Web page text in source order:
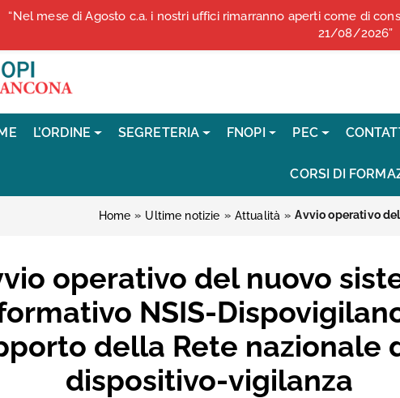
L’ORDINE SEGRETERIA FNOPI PEC
CORSI DI
Home » Ultime notizie » Attualità »
operativo del nuovo
NSIS-
della Rete nazionale
dispositivo-vigilanza
“Nel mese di Agosto c.a. i nostri uffici rimarranno aperti come di
21/08/2026”